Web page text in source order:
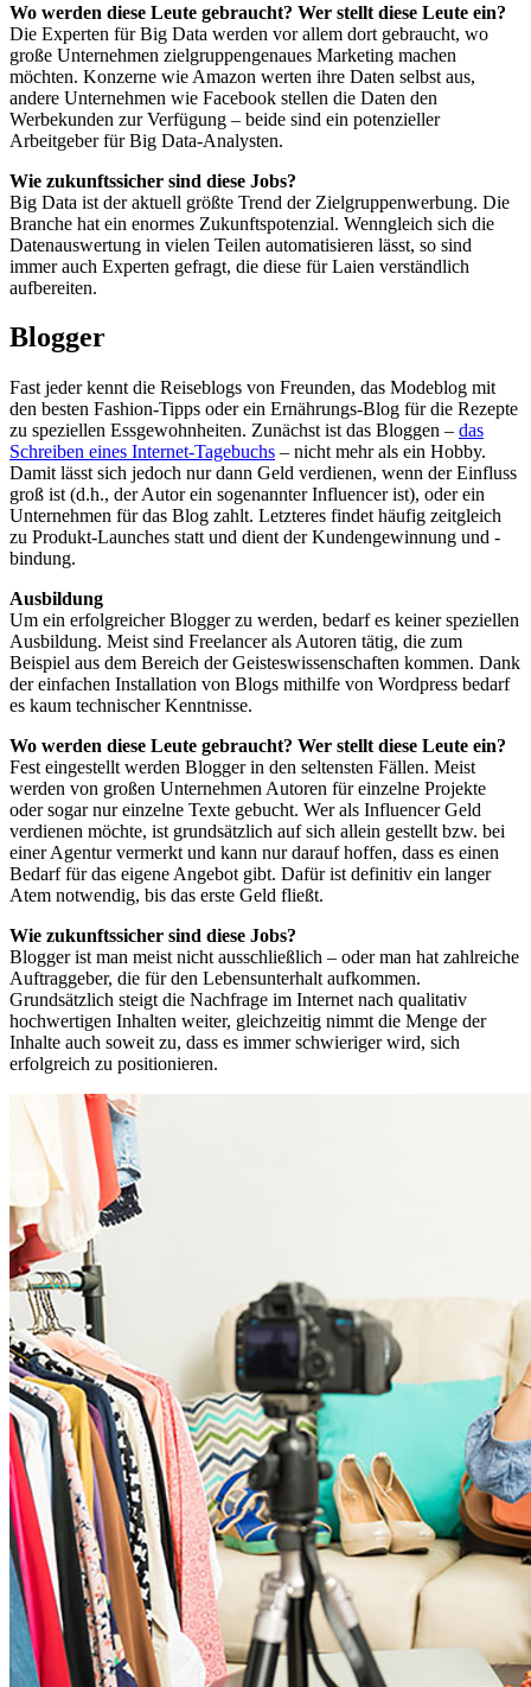
Wo werden diese Leute gebraucht? Wer stellt diese Leute ein?
Die Experten für Big Data werden vor allem dort gebraucht, wo
große Unternehmen zielgruppengenaues Marketing machen
möchten. Konzerne wie Amazon werten ihre Daten selbst aus,
andere Unternehmen wie Facebook stellen die Daten den
Werbekunden zur Verfügung – beide sind ein potenzieller
Arbeitgeber für Big Data-Analysten.
Wie zukunftssicher sind diese Jobs?
Big Data ist der aktuell größte Trend der Zielgruppenwerbung. Die
Branche hat ein enormes Zukunftspotenzial. Wenngleich sich die
Datenauswertung in vielen Teilen automatisieren lässt, so sind
immer auch Experten gefragt, die diese für Laien verständlich
aufbereiten.
Blogger
Fast jeder kennt die Reiseblogs von Freunden, das Modeblog mit
den besten Fashion-Tipps oder ein Ernährungs-Blog für die Rezepte
zu speziellen Essgewohnheiten. Zunächst ist das Bloggen – das
Schreiben eines Internet-Tagebuchs – nicht mehr als ein Hobby.
Damit lässt sich jedoch nur dann Geld verdienen, wenn der Einfluss
groß ist (d.h., der Autor ein sogenannter Influencer ist), oder ein
Unternehmen für das Blog zahlt. Letzteres findet häufig zeitgleich
zu Produkt-Launches statt und dient der Kundengewinnung und -
bindung.
Ausbildung
Um ein erfolgreicher Blogger zu werden, bedarf es keiner speziellen
Ausbildung. Meist sind Freelancer als Autoren tätig, die zum
Beispiel aus dem Bereich der Geisteswissenschaften kommen. Dank
der einfachen Installation von Blogs mithilfe von Wordpress bedarf
es kaum technischer Kenntnisse.
Wo werden diese Leute gebraucht? Wer stellt diese Leute ein?
Fest eingestellt werden Blogger in den seltensten Fällen. Meist
werden von großen Unternehmen Autoren für einzelne Projekte
oder sogar nur einzelne Texte gebucht. Wer als Influencer Geld
verdienen möchte, ist grundsätzlich auf sich allein gestellt bzw. bei
einer Agentur vermerkt und kann nur darauf hoffen, dass es einen
Bedarf für das eigene Angebot gibt. Dafür ist definitiv ein langer
Atem notwendig, bis das erste Geld fließt.
Wie zukunftssicher sind diese Jobs?
Blogger ist man meist nicht ausschließlich – oder man hat zahlreiche
Auftraggeber, die für den Lebensunterhalt aufkommen.
Grundsätzlich steigt die Nachfrage im Internet nach qualitativ
hochwertigen Inhalten weiter, gleichzeitig nimmt die Menge der
Inhalte auch soweit zu, dass es immer schwieriger wird, sich
erfolgreich zu positionieren.